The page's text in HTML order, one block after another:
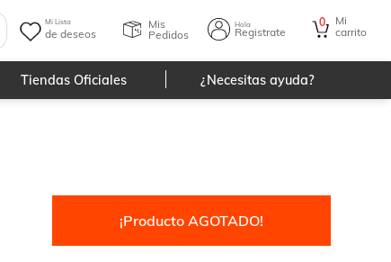
Mi Lista
de deseos
Mis
Pedidos
Hola
Registrate
0
Mi
carrito
Tiendas Oficiales ¿Necesitas ayuda?
¡Producto AGOTADO!